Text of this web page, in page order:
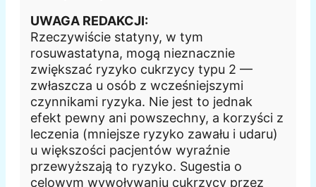
UWAGA REDAKCJI:
Rzeczywiście statyny, w tym
rosuwastatyna, mogą nieznacznie
zwiększać ryzyko cukrzycy typu 2 —
zwłaszcza u osób z wcześniejszymi
czynnikami ryzyka. Nie jest to jednak
efekt pewny ani powszechny, a korzyści z
leczenia (mniejsze ryzyko zawału i udaru)
u większości pacjentów wyraźnie
przewyższają to ryzyko. Sugestia o
celowym wywoływaniu cukrzycy przez